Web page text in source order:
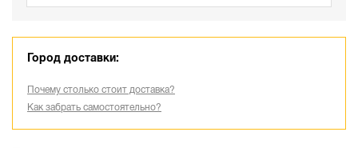
Город доставки:
Почему столько стоит доставка?
Как забрать самостоятельно?